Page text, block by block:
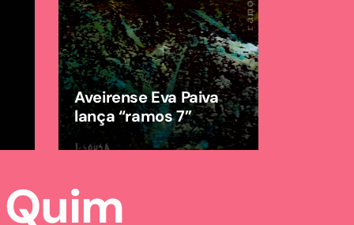
Aveirense Eva Paiva
lança “ramos 7”